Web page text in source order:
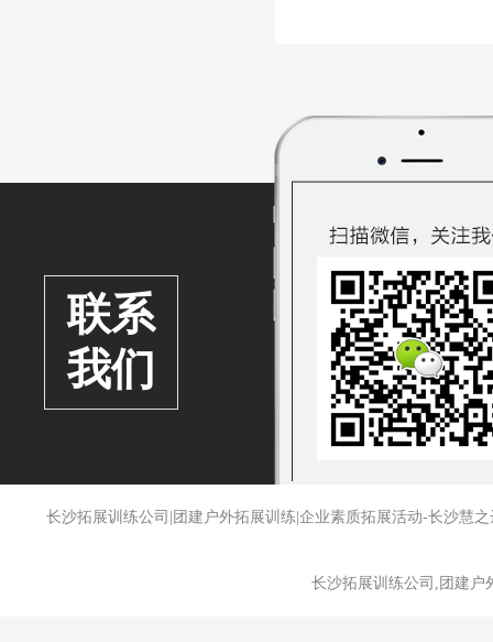
联系
我们
长沙拓展训练公司|团建户外拓展训练|企业素质拓展活动-长
长沙拓展训练公司,团建户